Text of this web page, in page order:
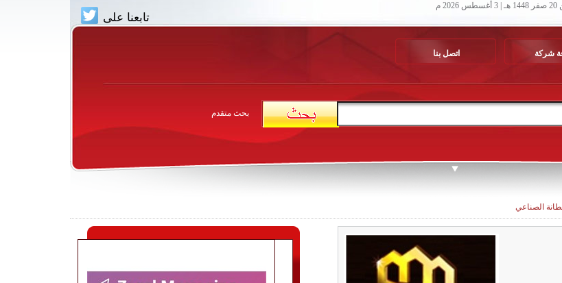
م
تابعنا على
شركة اتصل بنا
بحث متقدم
الصناعي